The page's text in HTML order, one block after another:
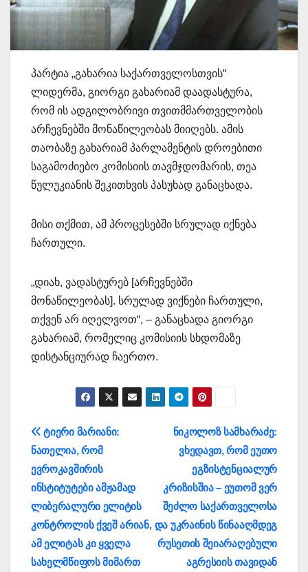
პარტია „გახარია საქართველოსთვის“
ლიდერმა, გიორგი გახარიამ დაადასტურა,
რომ ის ადგილობრივი თვითმმართველობის
არჩევნებში მონაწილეობას მიიღებს. ამის
თაობაზე გახარიამ პარლამენტის დროებითი
საგამოძიებო კომისიის თავმჯდომარის, თეა
წულუკიანის შეკითხვის პასუხად განაცხადა.
მისი თქმით, ამ პროცესებში სრულად იქნება
ჩართული.
„დიახ, ვადასტურებ [არჩევნებში
მონაწილეობას]. სრულად ვიქნები ჩართული,
თქვენ არ იღელვოთ“, – განაცხადა გიორგი
გახარიამ, რომელიც კომისიის სხდომაზე
დისტანციურად ჩაერთო.
პოსტის
ნავიგაცია
ნიკოლოზ სამხარაძე:
ვხედავთ, რომ ეუთო
ეგზისტენციალურ
კრიზისშია – ეუთომ ვერ
შეძლო საქართველოსა
და უკრაინის წინააღმდეგ
რუსეთის შეიარაღებული
აგრესიის თავიდან
ტიერი მარიანი:
ნათელია, რომ
ევროკავშირის
ინსტიტუტები ამჟამად
ლიბერალური ელიტის
კონტროლის ქვეშ არიან,
ამ ელიტას კი ყველა
სახელმწიფოს მიმართ